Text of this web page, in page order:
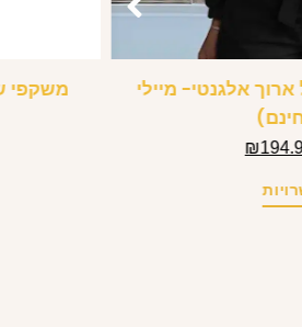
אלגנטי- מיילי
₪
משקפי